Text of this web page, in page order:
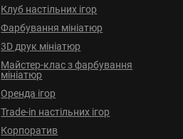
Клуб настільних ігор
Фарбування мініатюр
3D друк мініатюр
Майстер-клас з фарбування
мініатюр
Оренда ігор
Trade-in настільних ігор
Корпоратив